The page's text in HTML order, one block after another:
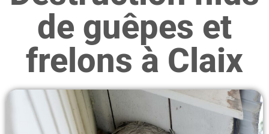
de guêpes et
frelons à Claix